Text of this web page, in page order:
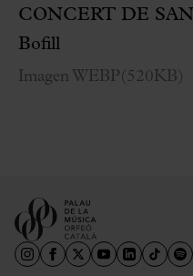
CONCERT DE
Bofill
Imagen WEBP(520KB )